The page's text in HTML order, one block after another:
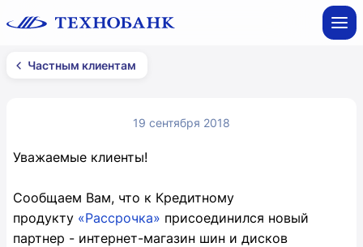
Частным клиентам
19 сентября 2018
Уважаемые клиенты!
Сообщаем Вам, что к Кредитному
продукту «Рассрочка» присоединился новый
партнер - интернет-магазин шин и дисков